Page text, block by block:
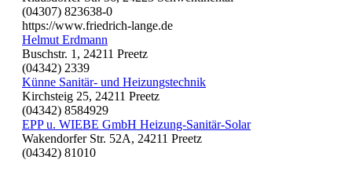
(04307) 823638-0
https://www.friedrich-lange.de
Helmut Erdmann
Buschstr. 1, 24211 Preetz
(04342) 2339
Künne Sanitär- und Heizungstechnik
Kirchsteig 25, 24211 Preetz
(04342) 8584929
EPP u. WIEBE GmbH Heizung-Sanitär-Solar
Wakendorfer Str. 52A, 24211 Preetz
(04342) 81010